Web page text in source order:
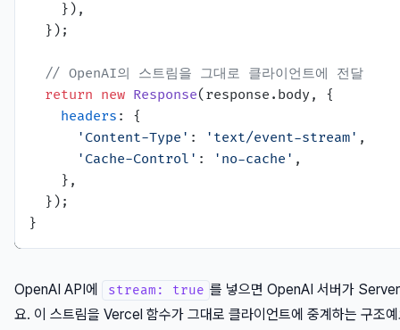
    }),
  });
// OpenAI의 스트림을 그대로 클라이언트에 전달
return new Response(response. body, {
headers : {
'Content-Type' : 'text/event-stream' ,
'Cache-Control' : 'no-cache' ,
    },
  });
OpenAI API에 stream: true 를 넣으면 OpenAI 서버가
요. 이 스트림을 Vercel 함수가 그대로 클라이언트에 중계하는 구조